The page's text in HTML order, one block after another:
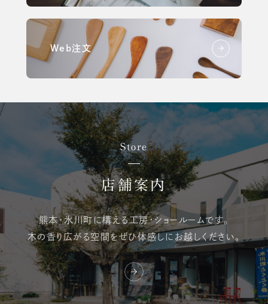
Web注文
Store
店舗案内
熊本・氷川町に構える工房・ショールームです。
木の香り広がる空間をぜひ体感しにお越しください。